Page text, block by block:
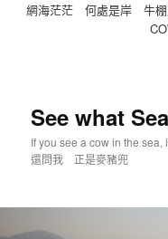
網海茫茫 何處是岸 牛
See what
If you see a cow in the
還問我 正是麥豬兜